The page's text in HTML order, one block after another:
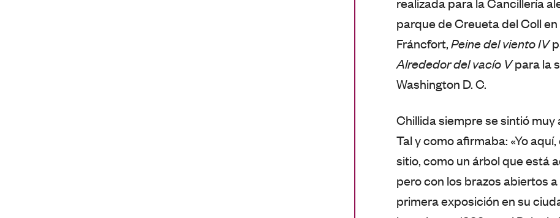
parque de Creueta del Coll
Fráncfort,Peine del viento IV
Alrededor del vacío Vpara la
Washington D. C.
Chillida siempre se sintió muy
Tal y como afirmaba: «Yo
sitio, como un árbol que está
pero con los brazos abiertos
primera exposición en su